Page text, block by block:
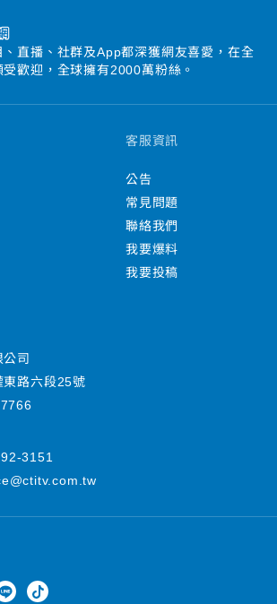
直播、社群及App都深獲網友喜愛，在全
歡迎，全球擁有2000萬粉絲。
客服資訊
公告
常見問題
聯絡我們
我要爆料
我要投稿
司
東路六段25號
3151